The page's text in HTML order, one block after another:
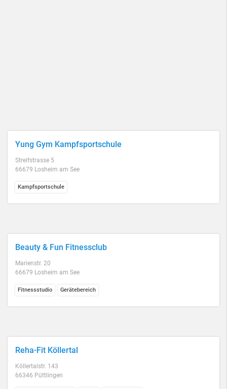
Yung Gym Kampfsportschule
Streifstrasse 5
66679 Losheim am See
Kampfsportschule
Beauty & Fun Fitnessclub
Marienstr. 20
66679 Losheim am See
Fitnessstudio Gerätebereich
Reha-Fit Köllertal
Köllertalstr. 143
66346 Püttlingen